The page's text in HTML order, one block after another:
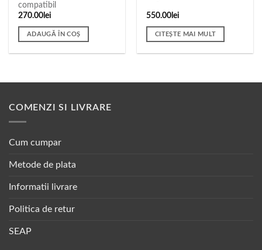
compatibil
270.00 lei
ADAUGĂ ÎN COȘ
550.00 lei
CITEȘTE MAI MULT
COMENZI SI LIVRARE
Cum cumpar
Metode de plata
Informatii livrare
Politica de retur
SEAP